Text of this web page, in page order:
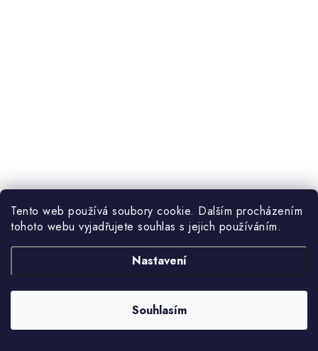
Tento web používá soubory cookie. Dalším procházením
tohoto webu vyjadřujete souhlas s jejich používáním.
Nastavení
Souhlasím